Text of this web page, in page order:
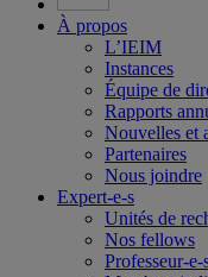
À propos
L’IEIM
Instances
Équipe de
Rapports
Nouvelles et
Partenaires
Nous joindre
Expert-e-s
Unités de
Nos fellows
Professeur-e-